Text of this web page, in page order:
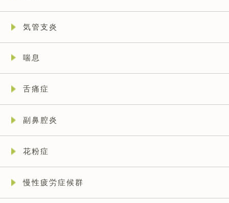
気管支炎
喘息
舌痛症
副鼻腔炎
花粉症
慢性疲労症候群